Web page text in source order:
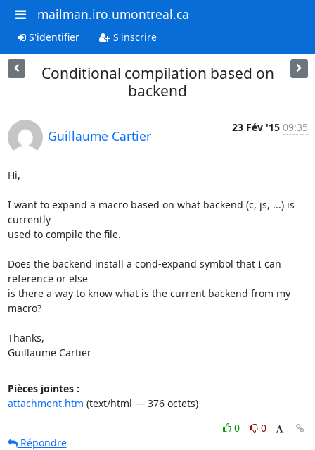
mailman.iro.umontreal.ca
S'identifier S'inscrire
Conditional compilation based on
backend
Guillaume Cartier
23 Fév '15 09:35
Hi,
I want to expand a macro based on what backend (c, js, ...) is
currently
used to compile the file.
Does the backend install a cond-expand symbol that I can
reference or else
is there a way to know what is the current backend from my
macro?
Thanks,
Guillaume Cartier
Pièces jointes :
attachment.htm (text/html — 376 octets)
0
0
Répondre